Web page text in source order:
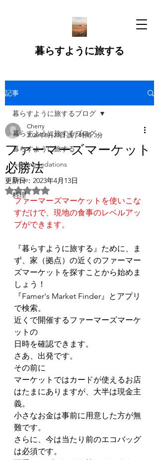
暮らすように旅する
記事
暮らすように旅するブログ
暮らすように旅する
Accommodations
Drive
料理
暮らすように旅するブログ
ファーマーズマーケット
必勝法
Cherry
2020年8月23日 読了時間: 3分
更新日： 2023年4月13日
5つ星のうちNaNと評価されています。
ファーマーズマーケットを使いこな
すだけで、現地の食事のレベルアッ
プができます。
『暮らすように旅する』ために、ま
ず、家（拠点）の近くのファーマー
ズマーケットを探すことから始めま
しょう！
『Famer's Market Finder』とアプリ
で検索。
近くで開催するファーマーズマーケ
ットの
日時を確認できます。
さあ、出発です。
その前に
マーケットではカードが使えるお店
はたまにありますが、大半は現金主
義。
小さなお金は事前に用意した方が無
難です。
さらに、今は当たり前のエコバッグ
は必須です。